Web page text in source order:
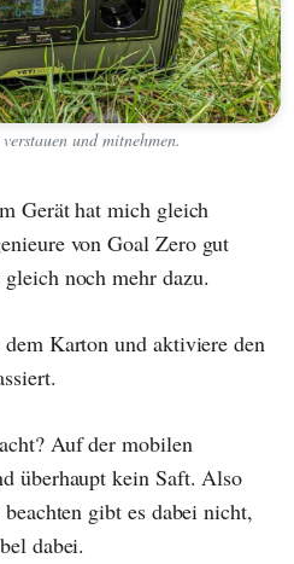
und mitnehmen.
Gerät hat mich gleich
von Goal Zero gut
noch mehr dazu.
Karton und aktiviere den
Auf der mobilen
überhaupt kein Saft. Also
gibt es dabei nicht,
dabei.